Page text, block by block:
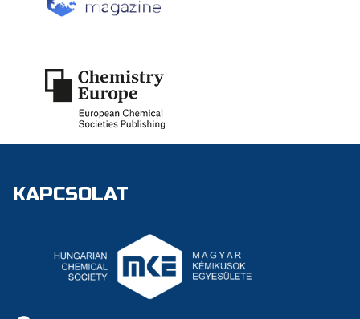
KAPCSOLAT